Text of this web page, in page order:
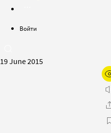
Войти
19 June 2015